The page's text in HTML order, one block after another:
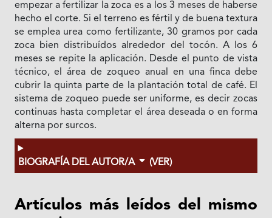
empezar a fertilizar la zoca es a los 3 meses de haberse
hecho el corte. Si el terreno es fértil y de buena textura
se emplea urea como fertilizante, 30 gramos por cada
zoca bien distribuídos alrededor del tocón. A los 6
meses se repite la aplicación. Desde el punto de vista
técnico, el área de zoqueo anual en una finca debe
cubrir la quinta parte de la plantación total de café. El
sistema de zoqueo puede ser uniforme, es decir zocas
continuas hasta completar el área deseada o en forma
alterna por surcos.
BIOGRAFÍA DEL AUTOR/A (VER)
Artículos más leídos del mismo